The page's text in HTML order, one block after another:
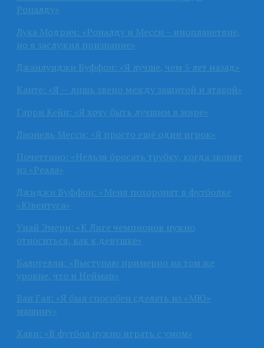
Роналду»
Лука Модрич: «Роналду и Месси – инопланетяне,
но я заслужил признание»
Джанлуиджи Буффон: «Я лучше, чем 5 лет назад»
Канте: «Я — лишь звено между защитой и атакой»
Гарри Кейн: «Я хочу быть лучшим в мире»
Лионель Месси: «Я просто ещё один игрок»
Почеттино: «Нельзя бросать трубку, когда звонят
из «Реала»
Джиджи Буффон: «Меня похоронят в футболке
«Ювентуса»
Унай Эмери: «К Лиге чемпионов нужно
относиться, как к девушке»
Балотелли: «Выступаю примерно на том же
уровне, что и Неймар»
Ван Гал: «Я был способен сделать из «МЮ»
машину»
Хави: «В футбол нужно играть с умом»